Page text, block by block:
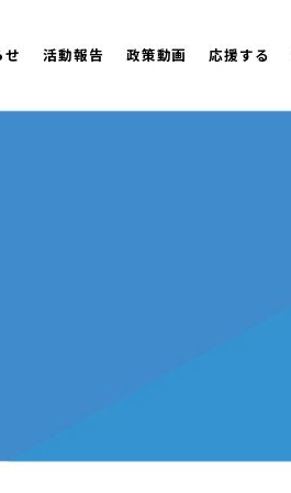
せ 活動報告 政策動画 応援する